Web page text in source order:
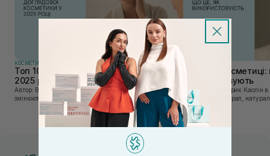
КОСМЕТИКА
Топ 10 брендів доглядової косметики у
2025 році
Автор: Віка Нагорна У сучасному світі, де тренди
змінюються зі швидкістю світла, а ринок популярної
косметики переповнений новими пропозиціями, вибір
засобу для себе стає справжнім викликом. 2025 р...
Каолін в
використовують
Автор: Юлія Цебрик Каолін в косметології – це
природний мінерал,
безліч переваг для шкіри
завдяки великій кількості